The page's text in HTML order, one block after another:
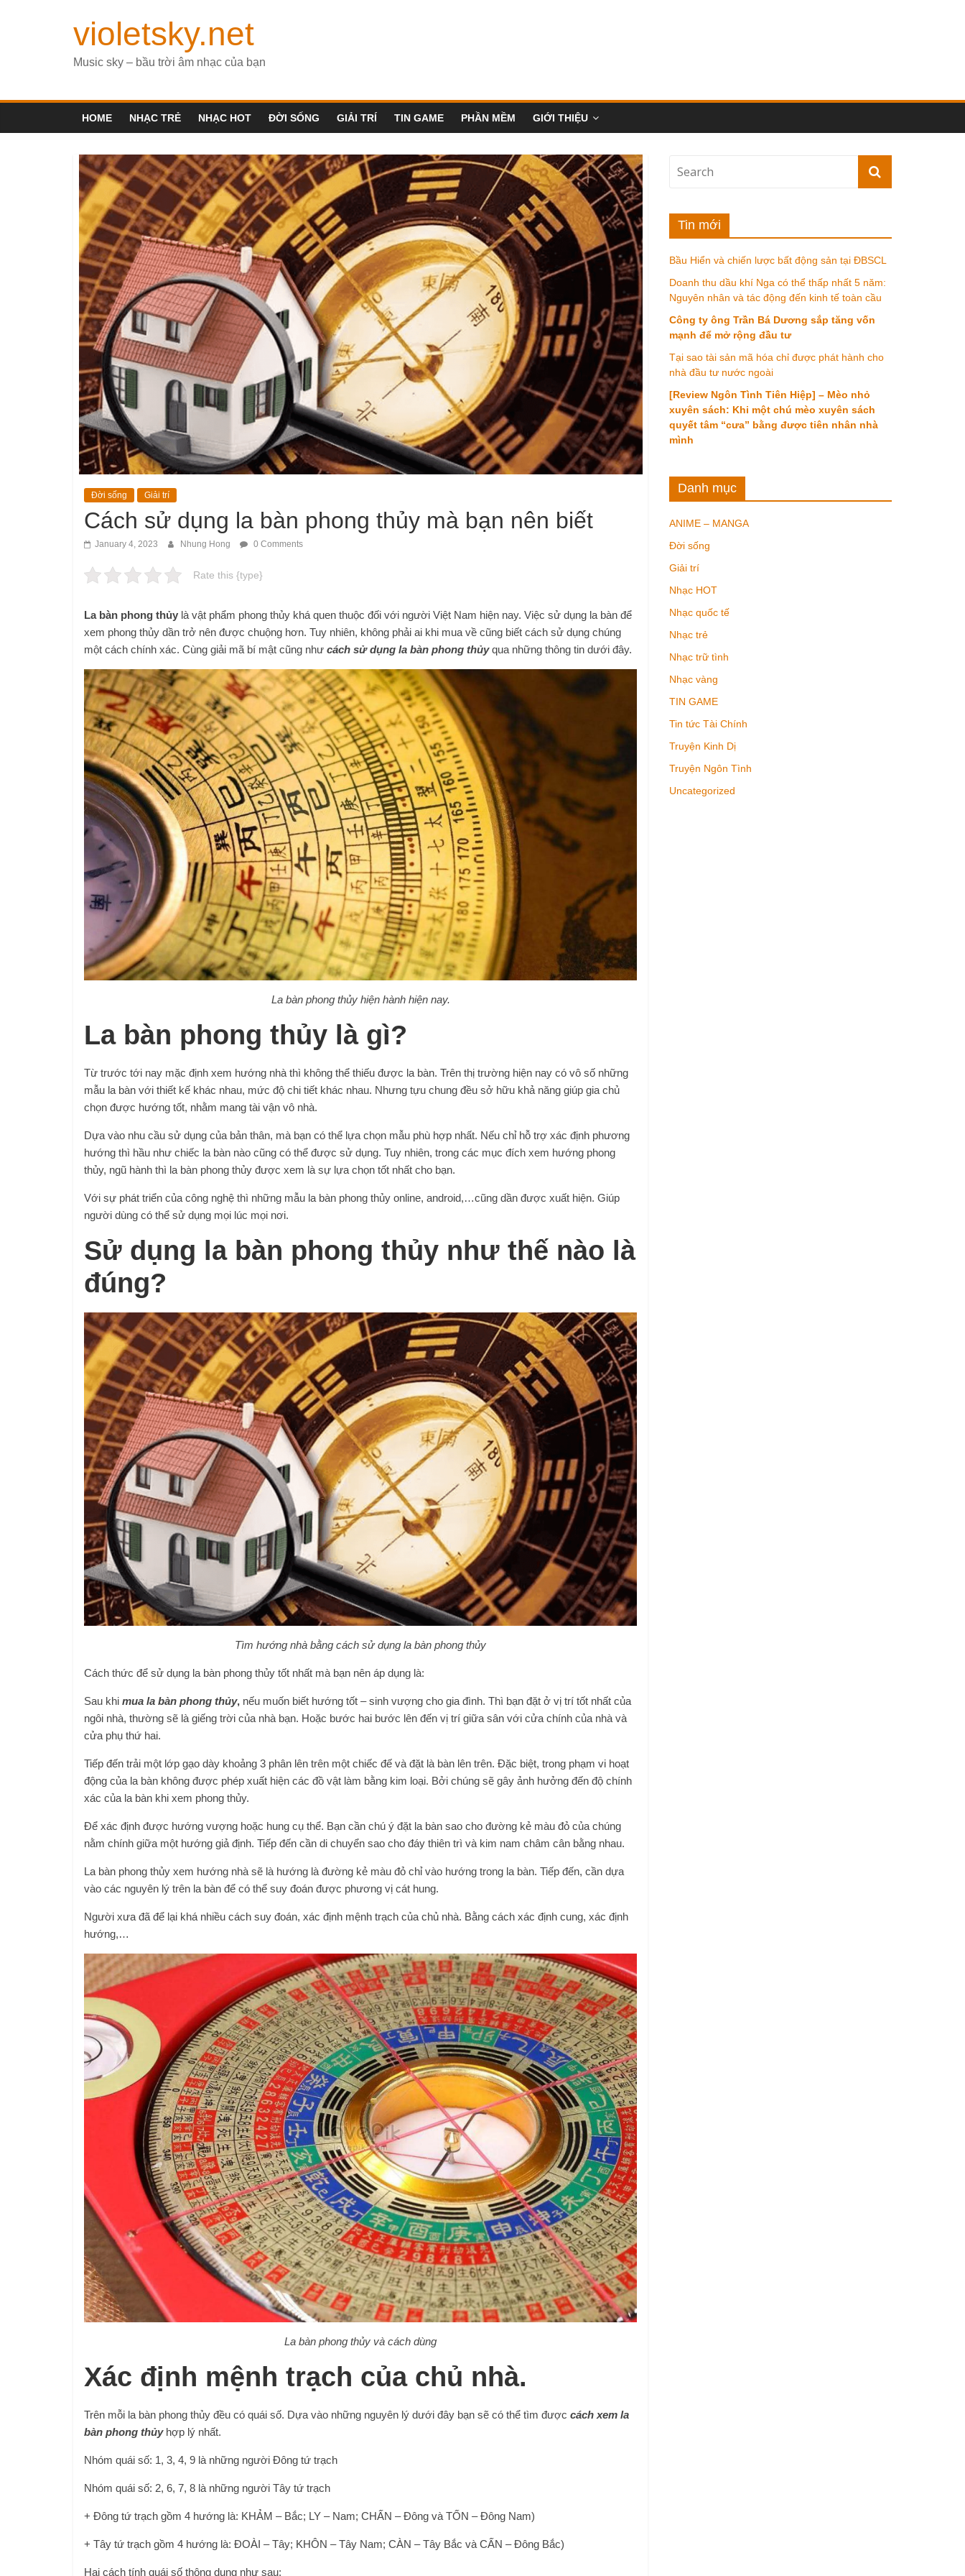
violetsky.net
Music sky – bầu trời âm nhạc của bạn
HOME NHẠC TRẺ NHẠC HOT ĐỜI SỐNG GIẢI TRÍ TIN GAME PHẦN MỀM GIỚI THIỆU
Đời sống Giải trí
Cách sử dụng la bàn phong thủy mà bạn nên biết
January 4, 2023 Nhung Hong 0 Comments
Rate this {type}
La bàn phong thủy là vật phẩm phong thủy khá quen thuộc đối với người Việt Nam hiện nay. Việc sử dụng la bàn để
xem phong thủy dần trở nên được chuộng hơn. Tuy nhiên, không phải ai khi mua về cũng biết cách sử dụng chúng
một cách chính xác. Cùng giải mã bí mật cũng như cách sử dụng la bàn phong thủyqua những thông tin dưới đây.
La bàn phong thủy hiện hành hiện nay.
La bàn phong thủy là gì?
Từ trước tới nay mặc định xem hướng nhà thì không thể thiếu được la bàn. Trên thị trường hiện nay có vô số những
mẫu la bàn với thiết kế khác nhau, mức độ chi tiết khác nhau. Nhưng tựu chung đều sở hữu khả năng giúp gia chủ
chọn được hướng tốt, nhằm mang tài vận vô nhà.
Dựa vào nhu cầu sử dụng của bản thân, mà bạn có thể lựa chọn mẫu phù hợp nhất. Nếu chỉ hỗ trợ xác định phương
hướng thì hầu như chiếc la bàn nào cũng có thể được sử dụng. Tuy nhiên, trong các mục đích xem hướng phong
thủy, ngũ hành thì la bàn phong thủy được xem là sự lựa chọn tốt nhất cho bạn.
Với sự phát triển của công nghệ thì những mẫu la bàn phong thủy online, android,…cũng dần được xuất hiện. Giúp
người dùng có thể sử dụng mọi lúc mọi nơi.
Sử dụng la bàn phong thủy như thế nào là
đúng?
Tìm hướng nhà bằng cách sử dụng la bàn phong thủy
Cách thức để sử dụng la bàn phong thủy tốt nhất mà bạn nên áp dụng là:
Sau khi mua la bàn phong thủy, nếu muốn biết hướng tốt – sinh vượng cho gia đình. Thì bạn đặt ở vị trí tốt nhất của
ngôi nhà, thường sẽ là giếng trời của nhà bạn. Hoặc bước hai bước lên đến vị trí giữa sân với cửa chính của nhà và
cửa phụ thứ hai.
Tiếp đến trải một lớp gạo dày khoảng 3 phân lên trên một chiếc đế và đặt là bàn lên trên. Đặc biệt, trong phạm vi hoạt
động của la bàn không được phép xuất hiện các đồ vật làm bằng kim loại. Bởi chúng sẽ gây ảnh hưởng đến độ chính
xác của la bàn khi xem phong thủy.
Để xác định được hướng vượng hoặc hung cụ thể. Bạn cần chú ý đặt la bàn sao cho đường kẻ màu đỏ của chúng
nằm chính giữa một hướng giả định. Tiếp đến cần di chuyển sao cho đáy thiên trì và kim nam châm cân bằng nhau.
La bàn phong thủy xem hướng nhà sẽ là hướng là đường kẻ màu đỏ chỉ vào hướng trong la bàn. Tiếp đến, cần dựa
vào các nguyên lý trên la bàn để có thể suy đoán được phương vị cát hung.
Người xưa đã để lại khá nhiều cách suy đoán, xác định mệnh trạch của chủ nhà. Bằng cách xác định cung, xác định
hướng,…
La bàn phong thủy và cách dùng
Xác định mệnh trạch của chủ nhà.
Trên mỗi la bàn phong thủy đều có quái số. Dựa vào những nguyên lý dưới đây bạn sẽ có thể tìm được cách xem la
bàn phong thủy hợp lý nhất.
Nhóm quái số: 1, 3, 4, 9 là những người Đông tứ trạch
Nhóm quái số: 2, 6, 7, 8 là những người Tây tứ trạch
+ Đông tứ trạch gồm 4 hướng là: KHẢM – Bắc; LY – Nam; CHẤN – Đông và TỐN – Đông Nam)
+ Tây tứ trạch gồm 4 hướng là: ĐOÀI – Tây; KHÔN – Tây Nam; CÀN – Tây Bắc và CẤN – Đông Bắc)
Hai cách tính quái số thông dụng như sau:
Tin mới
Bầu Hiển và chiến lược bất động sản tại ĐBSCL
Doanh thu dầu khí Nga có thể thấp nhất 5 năm:
Nguyên nhân và tác động đến kinh tế toàn cầu
Công ty ông Trần Bá Dương sắp tăng vốn
mạnh để mở rộng đầu tư
Tại sao tài sản mã hóa chỉ được phát hành cho
nhà đầu tư nước ngoài
[Review Ngôn Tình Tiên Hiệp] – Mèo nhỏ
xuyên sách: Khi một chú mèo xuyên sách
quyết tâm “cưa” bằng được tiên nhân nhà
mình
Danh mục
ANIME – MANGA
Đời sống
Giải trí
Nhạc HOT
Nhạc quốc tế
Nhạc trẻ
Nhạc trữ tình
Nhạc vàng
TIN GAME
Tin tức Tài Chính
Truyện Kinh Dị
Truyện Ngôn Tình
Uncategorized